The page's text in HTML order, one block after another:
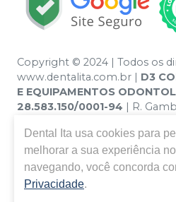
Copyright © 2024 | Todos os
www.dentalita.com.br | D3
E EQUIPAMENTOS
28.583.150/0001-94 | R.
Privacidade e Segurança -
Os preços e condições da loja
alterações. Em caso de
valor válido é o do Carrinho
Dental Ita usa cookies para
melhorar a sua experiência
navegando, você concorda
Privacidade.